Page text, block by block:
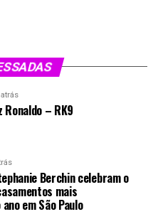
Ronaldo – RK9
Berchin celebram o
mais
em São Paulo